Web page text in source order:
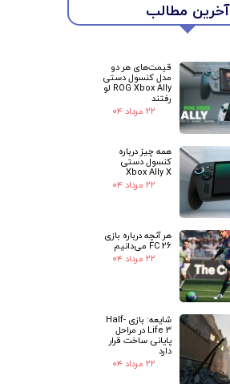
آخرین مطالب
قیمت‌های هر دو
مدل کنسول دستی
ROG Xbox Ally لو
رفتند
۲۲ مرداد ۰۴
همه چیز درباره
کنسول دستی
Xbox Ally X
۲۲ مرداد ۰۴
هر آنچه درباره بازی
FC 26 می‌دانیم
۲۲ مرداد ۰۴
شایعه: بازی Half-
Life 3 در مراحل
پایانی ساخت قرار
دارد
۲۲ مرداد ۰۴